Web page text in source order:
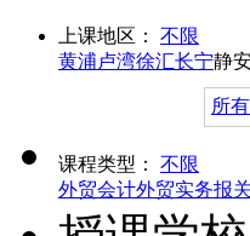
上课地区：
不限
黄浦卢湾徐汇长宁静
所
课程类型：
不限
外贸会计外贸实务报